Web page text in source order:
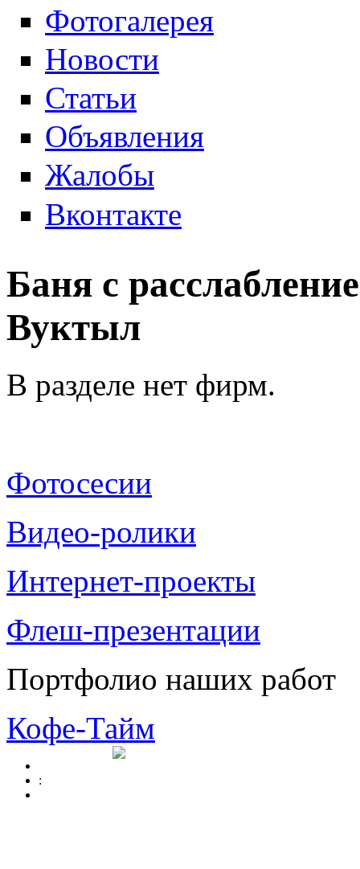
Фотогалерея
Новости
Статьи
Объявления
Жалобы
Вконтакте
Баня с
Вуктыл
В разделе нет фирм.
Фотосесии
Видео-ролики
Интернет-проекты
Флеш-презентации
Портфолио наших работ
Кофе-Тайм
: